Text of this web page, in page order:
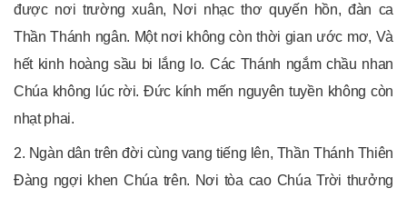
được nơi trường xuân, Nơi nhạc thơ quyến hồn, đàn ca
Thần Thánh ngân. Một nơi không còn thời gian ước mơ, Và
hết kinh hoàng sầu bi lắng lo. Các Thánh ngắm chầu nhan
Chúa không lúc rời. Đức kính mến nguyên tuyền không còn
nhạt phai.
2. Ngàn dân trên đời cùng vang tiếng lên, Thần Thánh Thiên
Đàng ngợi khen Chúa trên. Nơi tòa cao Chúa Trời thưởng